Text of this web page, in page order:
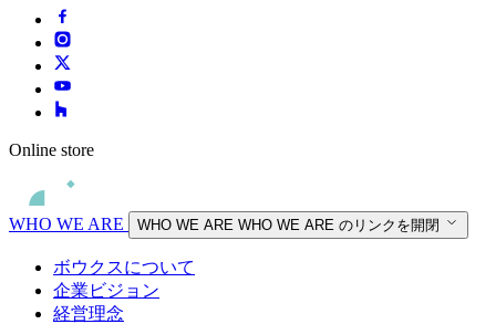
Online store
WHO WE ARE WHO WE ARE WHO WE ARE のリンクを開閉
ボウクスについて
企業ビジョン
経営理念